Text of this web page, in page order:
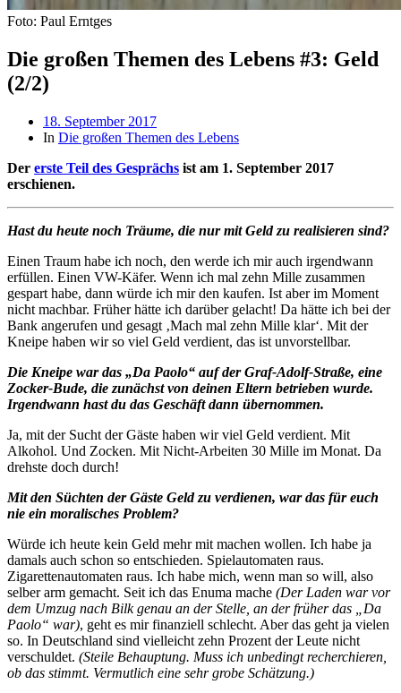
Foto: Paul Erntges
Die großen Themen des Lebens #3: Geld
(2/2)
Beitragsdatum
18. September 2017
In Die großen Themen des Lebens
Der erste Teil des Gesprächs ist am 1. September 2017
erschienen.
Hast du heute noch Träume, die nur mit Geld zu realisieren sind?
Einen Traum habe ich noch, den werde ich mir auch irgendwann
erfüllen. Einen VW-Käfer. Wenn ich mal zehn Mille zusammen
gespart habe, dann würde ich mir den kaufen. Ist aber im Moment
nicht machbar. Früher hätte ich darüber gelacht! Da hätte ich bei der
Bank angerufen und gesagt ‚Mach mal zehn Mille klar‘. Mit der
Kneipe haben wir so viel Geld verdient, das ist unvorstellbar.
Die Kneipe war das „Da Paolo“ auf der Graf-Adolf-Straße, eine
Zocker-Bude, die zunächst von deinen Eltern betrieben wurde.
Irgendwann hast du das Geschäft dann übernommen.
Ja, mit der Sucht der Gäste haben wir viel Geld verdient. Mit
Alkohol. Und Zocken. Mit Nicht-Arbeiten 30 Mille im Monat. Da
drehste doch durch!
Mit den Süchten der Gäste Geld zu verdienen, war das für euch
nie ein moralisches Problem?
Würde ich heute kein Geld mehr mit machen wollen. Ich habe ja
damals auch schon so entschieden. Spielautomaten raus.
Zigarettenautomaten raus. Ich habe mich, wenn man so will, also
selber arm gemacht. Seit ich das Enuma mache (Der Laden war vor
dem Umzug nach Bilk genau an der Stelle, an der früher das „Da
Paolo“ war), geht es mir finanziell schlecht. Aber das geht ja vielen
so. In Deutschland sind vielleicht zehn Prozent der Leute nicht
verschuldet. (Steile Behauptung. Muss ich unbedingt recherchieren,
ob das stimmt. Vermutlich eine sehr grobe Schätzung.)